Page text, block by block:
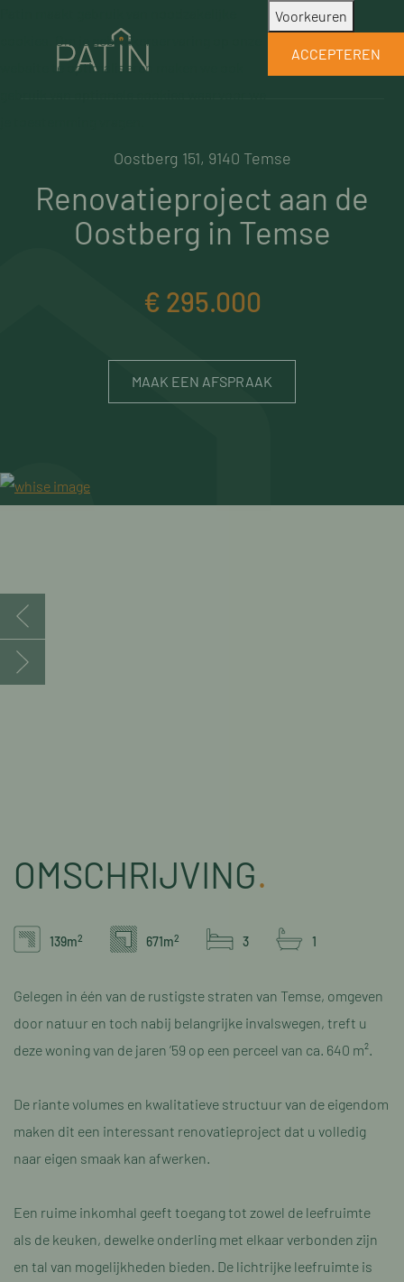
Oostberg 151, 9140 Temse
Renovatieproject aan de
Oostberg in Temse
€ 295.000
MAAK EEN AFSPRAAK
OMSCHRIJVING.
139m2 671m2 3 1
Gelegen in één van de rustigste straten van Temse, omgeven
door natuur en toch nabij belangrijke invalswegen, treft u
deze woning van de jaren ’59 op een perceel van ca. 640 m².
De riante volumes en kwalitatieve structuur van de eigendom
maken dit een interessant renovatieproject dat u volledig
naar eigen smaak kan afwerken.
Een ruime inkomhal geeft toegang tot zowel de leefruimte
als de keuken, dewelke onderling met elkaar verbonden zijn
en tal van mogelijkheden bieden. De lichtrijke leefruimte is
cookies. Om je gebruikerservaring op onze
website te optimaliseren maken we ook
Voorkeuren
ACCEPTEREN